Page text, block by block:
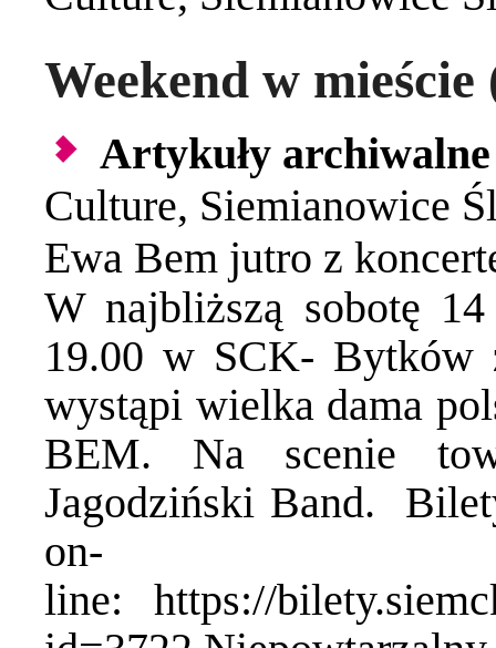
Weekend w mieście
Artykuły archiwalne
Culture, Siemianowice
Ewa Bem jutro z
W najbliższą sobotę
19.00 w SCK- Bytków
wystąpi wielka dama
BEM. Na scenie
Jagodziński Band.
on-
line: https://